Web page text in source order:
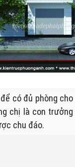
có đủ phòng
chị là con
chu đáo.